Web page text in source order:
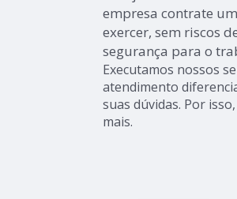
empresa contrate
exercer, sem riscos
segurança para o
Executamos nossos
atendimento
suas dúvidas. Por
mais.